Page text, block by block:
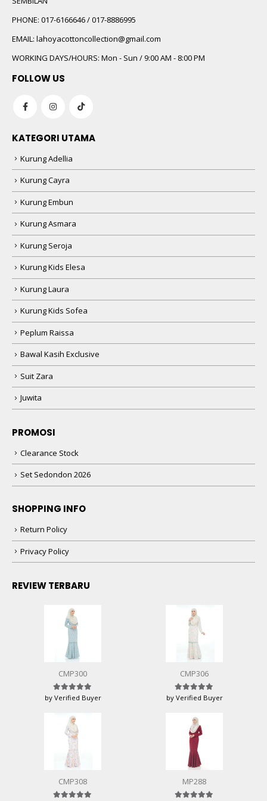
PHONE: 017-6166646 / 017-8886995
EMAIL: lahoyacottoncollection@gmail.com
WORKING DAYS/HOURS: Mon - Sun / 9:00 AM - 8:00 PM
FOLLOW US
KATEGORI UTAMA
Kurung Adellia
Kurung Cayra
Kurung Embun
Kurung Asmara
Kurung Seroja
Kurung Kids Elesa
Kurung Laura
Kurung Kids Sofea
Peplum Raissa
Bawal Kasih Exclusive
Suit Zara
Juwita
PROMOSI
Clearance Stock
Set Sedondon 2026
SHOPPING INFO
Return Policy
Privacy Policy
REVIEW TERBARU
CMP300
Rated5 out of 5
by Verified Buyer
CMP306
Rated5 out of 5
by Verified Buyer
CMP308 MP288